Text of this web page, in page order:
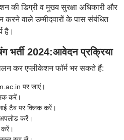
डिग्री व मुख्य सुरक्षा अधिकारी और
वाले उम्मीदवारों के पास संबंधित
है।
भर्ती 2024:आवेदन प्रक्रिया
कर एप्लीकेशन फॉर्म भर सकते हैं:
पर जाएं।
करें।
टैब पर क्लिक करें।
करें।
करें।